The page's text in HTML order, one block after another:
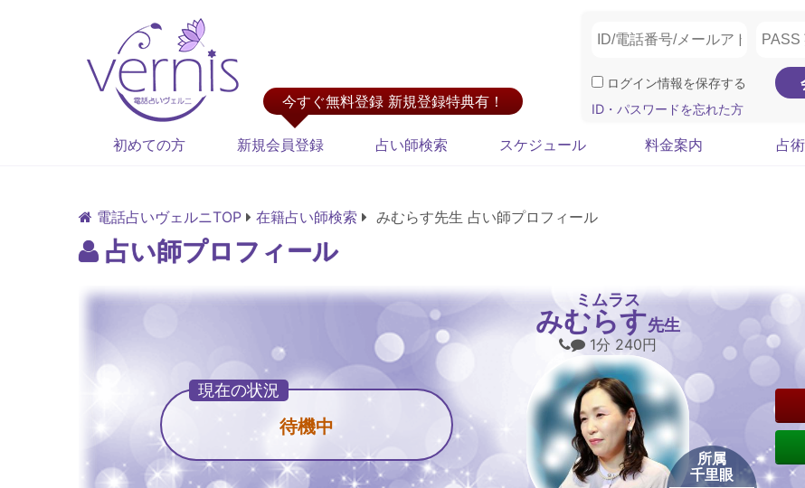
今すぐ無料登録 新規登録特典有！
ログイン情報を保存する
ID・パスワードを忘れた方
初めての方 新規会員登録 占い師検索 スケジュール 料金案内 占
電話占いヴェルニTOP 在籍占い師検索 みむらす先生 占い師プロフィール
占い師プロフィール
ミムラス
みむらす先生
所属
千里眼
1分 240円
待機中